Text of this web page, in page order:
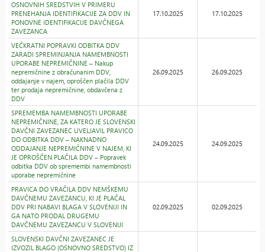
OSNOVNIH SREDSTVIH V PRIMERU
PRENEHANJA IDENTIFIKACIJE ZA DDV IN
PONOVNE IDENTIFIKACIJE DAVČNEGA
ZAVEZANCA
17.10.2025 17.10.2025
VEČKRATNI POPRAVKI ODBITKA DDV
ZARADI SPREMINJANJA NAMEMBNOSTI
UPORABE NEPREMIČNINE – Nakup
nepremičnine z obračunanim DDV,
oddajanje v najem, oproščen plačila DDV
ter prodaja nepremičnine, obdavčena z
DDV
26.09.2025 26.09.2025
SPREMEMBA NAMEMBNOSTI UPORABE
NEPREMIČNINE, ZA KATERO JE SLOVENSKI
DAVČNI ZAVEZANEC UVELJAVIL PRAVICO
DO ODBITKA DDV – NAKNADNO
ODDAJANJE NEPREMIČNINE V NAJEM, KI
JE OPROŠČEN PLAČILA DDV – Popravek
odbitka DDV ob spremembi namembnosti
uporabe nepremičnine
24.09.2025 24.09.2025
PRAVICA DO VRAČILA DDV NEMŠKEMU
DAVČNEMU ZAVEZANCU, KI JE PLAČAL
DDV PRI NABAVI BLAGA V SLOVENIJI IN
GA NATO PRODAL DRUGEMU
DAVČNEMU ZAVEZANCU V SLOVENIJI
02.09.2025 02.09.2025
SLOVENSKI DAVČNI ZAVEZANEC JE
IZVOZIL BLAGO (OSNOVNO SREDSTVO) IZ